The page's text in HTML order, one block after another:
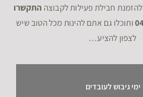
חבילת פעילות לקבוצה התקשרו
ותוכלו גם אתם להינות מכל הטוב שיש
לצפון להציע…
ימי גיבוש לעובדים